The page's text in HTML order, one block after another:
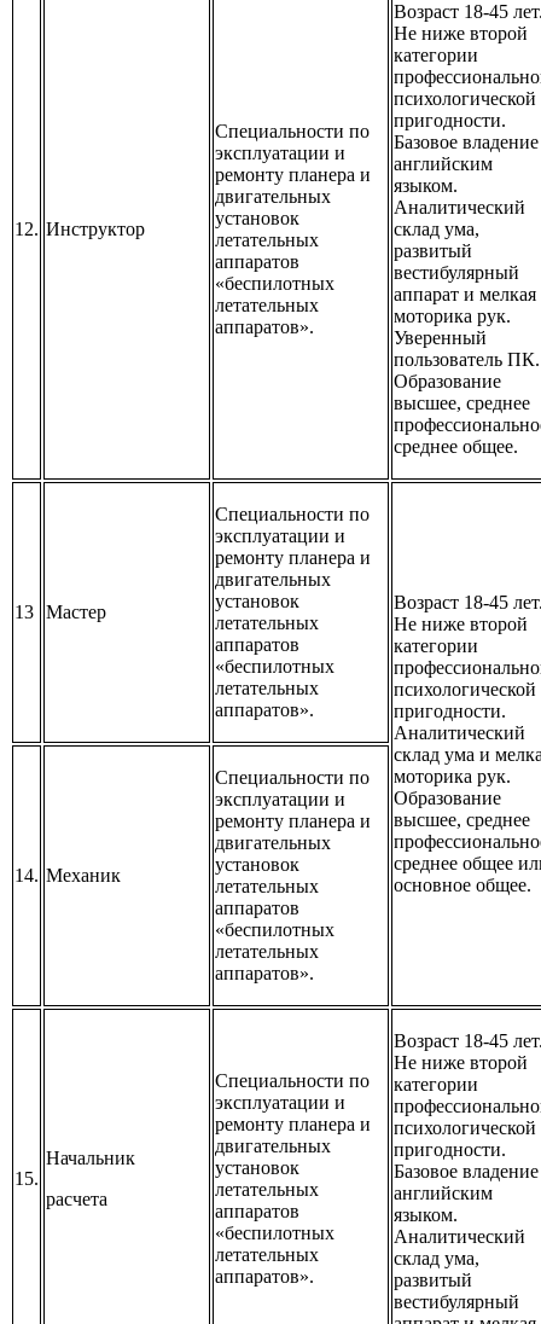
12. Инструктор
Специальности по
эксплуатации и
ремонту планера и
двигательных
установок
летательных
аппаратов
«беспилотных
летательных
аппаратов».
Возраст 18-45
Не ниже второй
категории
психологической
пригодности.
Базовое владение
английским
языком.
Аналитический
склад ума,
развитый
вестибулярный
аппарат и мелкая
моторика рук.
Уверенный
пользователь ПК.
Образование
высшее, среднее
среднее общее.
13 Мастер
Специальности по
эксплуатации и
ремонту планера и
двигательных
установок
летательных
аппаратов
«беспилотных
летательных
аппаратов».
Возраст 18-45
Не ниже второй
категории
психологической
пригодности.
Аналитический
склад ума и
моторика рук.
Образование
высшее, среднее
среднее общее
основное общее.
14. Механик
Специальности по
эксплуатации и
ремонту планера и
двигательных
установок
летательных
аппаратов
«беспилотных
летательных
аппаратов».
15.
Начальник
расчета
Специальности по
эксплуатации и
ремонту планера и
двигательных
установок
летательных
аппаратов
«беспилотных
летательных
аппаратов».
Возраст 18-45
Не ниже второй
категории
психологической
пригодности.
Базовое владение
английским
языком.
Аналитический
склад ума,
развитый
вестибулярный